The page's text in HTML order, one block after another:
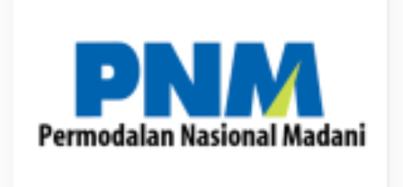
P
d
u